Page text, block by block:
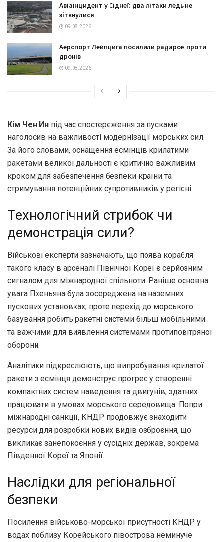
Авіаінцидент у Сіднеї: два літаки ледь не
зіткнулися
09.08.2026
Аеропорт Лейпцига посилили радаром проти
дронів
09.08.2026
Кім Чен Ин під час спостереження за пусками
наголосив на важливості модернізації морських сил.
За його словами, оснащення есмінців крилатими
ракетами великої дальності є критично важливим
кроком для забезпечення безпеки країни та
стримування потенційних супротивників у регіоні.
Технологічний стрибок чи
демонстрація сили?
Військові експерти зазначають, що поява корабля
такого класу в арсеналі Північної Кореї є серйозним
сигналом для міжнародної спільноти. Раніше основна
увага Пхеньяна була зосереджена на наземних
пускових установках, проте перехід до морського
базування робить ракетні системи більш мобільними
та важчими для виявлення системами протиповітряної
оборони.
Аналітики підкреслюють, що випробування крилатої
ракети з есмінця демонструє прогрес у створенні
компактних систем наведення та двигунів, здатних
працювати в умовах морського середовища. Попри
міжнародні санкції, КНДР продовжує знаходити
ресурси для розробки нових видів озброєння, що
викликає занепокоєння у сусідніх держав, зокрема
Південної Кореї та Японії.
Наслідки для регіональної
безпеки
Посилення військово-морської присутності КНДР у
водах поблизу Корейського півострова неминуче